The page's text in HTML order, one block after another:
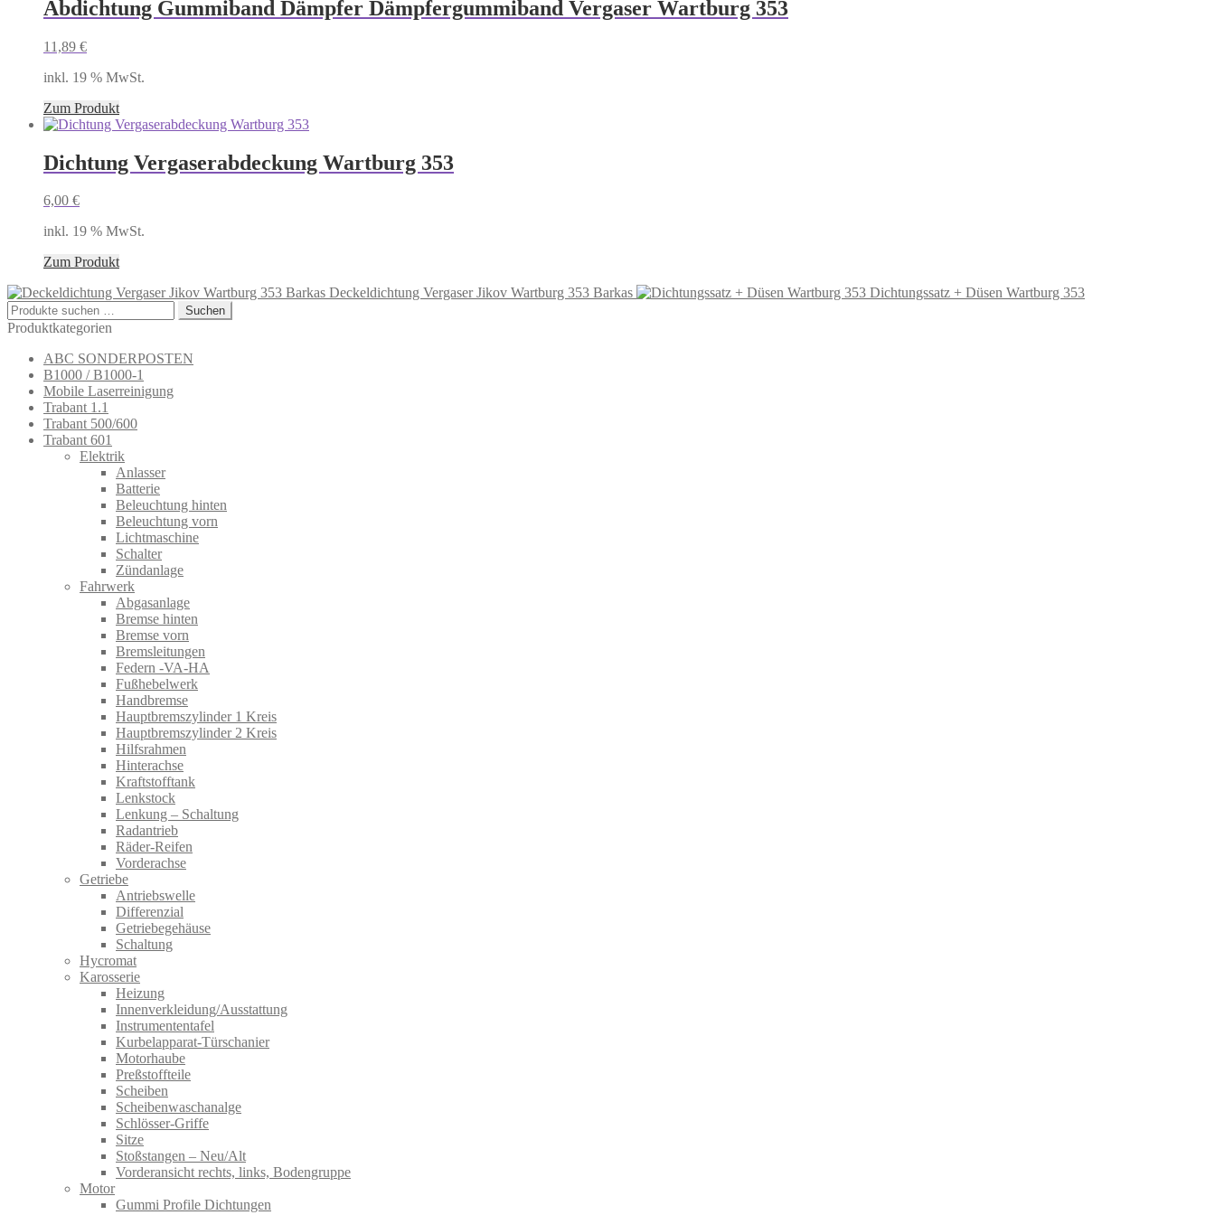
Abdichtung Gummiband Dämpfer Dämpfergummiband Vergaser Wartburg 353
11,89 €
inkl. 19 % MwSt.
Zum Produkt
Dichtung Vergaserabdeckung Wartburg 353
6,00 €
inkl. 19 % MwSt.
Zum Produkt
Deckeldichtung Vergaser Jikov Wartburg 353 Barkas
Dichtungssatz + Düsen Wartburg 353
Suchen
nach:
Suchen
Produktkategorien
ABC SONDERPOSTEN
B1000 / B1000-1
Mobile Laserreinigung
Trabant 1.1
Trabant 500/600
Trabant 601
Elektrik
Anlasser
Batterie
Beleuchtung hinten
Beleuchtung vorn
Lichtmaschine
Schalter
Zündanlage
Fahrwerk
Abgasanlage
Bremse hinten
Bremse vorn
Bremsleitungen
Federn -VA-HA
Fußhebelwerk
Handbremse
Hauptbremszylinder 1 Kreis
Hauptbremszylinder 2 Kreis
Hilfsrahmen
Hinterachse
Kraftstofftank
Lenkstock
Lenkung – Schaltung
Radantrieb
Räder-Reifen
Vorderachse
Getriebe
Antriebswelle
Differenzial
Getriebegehäuse
Schaltung
Hycromat
Karosserie
Heizung
Innenverkleidung/Ausstattung
Instrumententafel
Kurbelapparat-Türschanier
Motorhaube
Preßstoffteile
Scheiben
Scheibenwaschanalge
Schlösser-Griffe
Sitze
Stoßstangen – Neu/Alt
Vorderansicht rechts, links, Bodengruppe
Motor
Gummi Profile Dichtungen